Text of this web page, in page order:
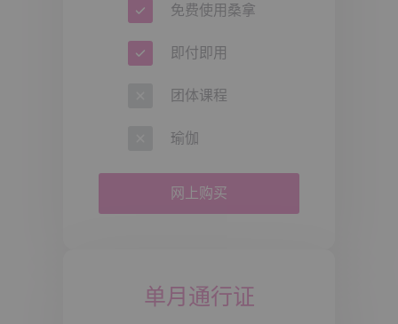
免费使用桑拿
即付即用
团体课程
瑜伽
网上购买
单月通行证